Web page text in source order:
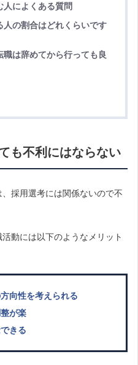
によくある質問
の割合はどれくらいです
は辞めてから行っても良
も不利にはならない
採用選考には関係ないので不
動には以下のようなメリット
向性を考えられる
が楽
きる